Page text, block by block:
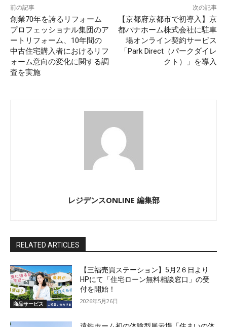
前の記事
創業70年を誇るリフォーム
プロフェッショナル集団のア
ートリフォーム、10年間の
中古住宅購入者におけるリフ
ォーム意向の変化に関する調
査を実施
次の記事
【京都府京都市で初導入】京
都パナホーム株式会社に駐車
場オンライン契約サービス
「Park Direct（パークダイレ
クト）」を導入
レジデンスONLINE 編集部
RELATED ARTICLES
商品サービス
【三福売買ステーション】5月2６日より
HPにて「住宅ローン無料相談窓口」の受
付を開始！
2026年5月26日